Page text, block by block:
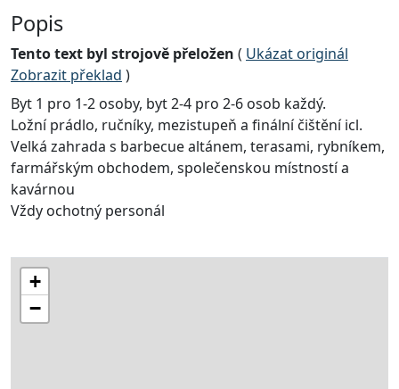
Popis
Tento text byl strojově přeložen ( Ukázat originál
Zobrazit překlad )
Byt 1 pro 1-2 osoby, byt 2-4 pro 2-6 osob každý.
Ložní prádlo, ručníky, mezistupeň a finální čištění icl.
Velká zahrada s barbecue altánem, terasami, rybníkem,
farmářským obchodem, společenskou místností a
kavárnou
Vždy ochotný personál
+
−